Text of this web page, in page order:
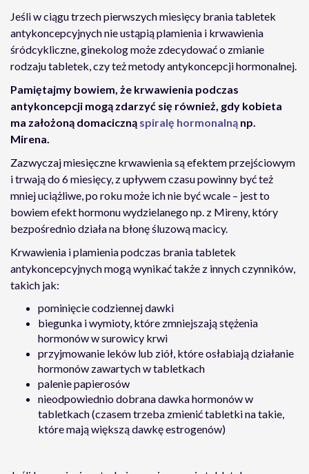
Jeśli w ciągu trzech pierwszych miesięcy brania tabletek
antykoncepcyjnych nie ustąpią plamienia i krwawienia
śródcykliczne, ginekolog może zdecydować o zmianie
rodzaju tabletek, czy też metody antykoncepcji hormonalnej.
Pamiętajmy bowiem, że krwawienia podczas
antykoncepcji mogą zdarzyć się również, gdy kobieta
ma założoną domaciczną spiralę hormonalną np.
Mirena.
Zazwyczaj miesięczne krwawienia są efektem przejściowym
i trwają do 6 miesięcy, z upływem czasu powinny być też
mniej uciążliwe, po roku może ich nie być wcale – jest to
bowiem efekt hormonu wydzielanego np. z Mireny, który
bezpośrednio działa na błonę śluzową macicy.
Krwawienia i plamienia podczas brania tabletek
antykoncepcyjnych mogą wynikać także z innych czynników,
takich jak:
pominięcie codziennej dawki
biegunka i wymioty, które zmniejszają stężenia
hormonów w surowicy krwi
przyjmowanie leków lub ziół, które osłabiają działanie
hormonów zawartych w tabletkach
palenie papierosów
nieodpowiednio dobrana dawka hormonów w
tabletkach (czasem trzeba zmienić tabletki na takie,
które mają większą dawkę estrogenów)